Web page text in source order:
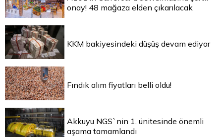
onay! 48 mağaza elden çıkarılacak
KKM bakiyesindeki düşüş devam ediyor
Fındık alım fiyatları belli oldu!
Akkuyu NGS`nin 1. ünitesinde önemli
aşama tamamlandı